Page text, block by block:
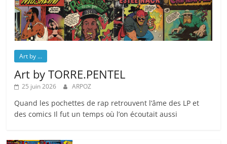
Art by ...
Art by TORRE.PENTEL
25 juin 2026 ARPOZ
Quand les pochettes de rap retrouvent l’âme des LP et
des comics Il fut un temps où l’on écoutait aussi